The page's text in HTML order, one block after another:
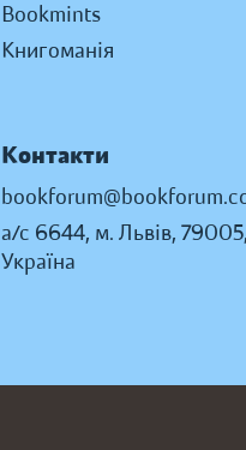
Bookmints
Книгоманія
Контакти
а/с 6644, м. Львів, 79005,
Україна